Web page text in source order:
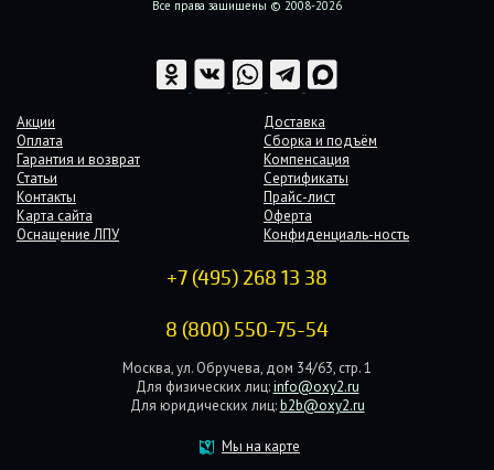
Все права защищены © 2008-2026
Акции
Доставка
Оплата
Сборка и подъём
Гарантия и возврат
Компенсация
Статьи
Сертификаты
Контакты
Прайс-лист
Карта сайта
Оферта
Оснащение ЛПУ
Конфиденциаль-ность
+7 (495) 268 13 38
8 (800) 550-75-54
Москва, ул. Обручева, дом 34/63, стр. 1
Для физических лиц: info@oxy2.ru
Для юридических лиц: b2b@oxy2.ru
Мы на карте